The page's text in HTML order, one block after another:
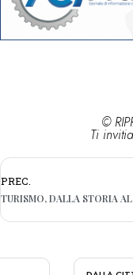
©
Ti
PREC.